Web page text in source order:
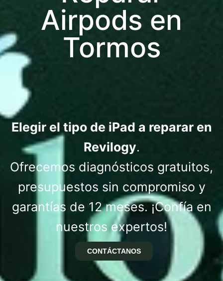
Airpods en
Tormos​
Elegir el tipo de iPad a reparar en
Revilogy.
Ofrecemos diagnósticos gratuitos,
presupuestos sin compromiso y
garantías de 12 meses. ¡Confía en
nuestros expertos!
CONTÁCTANOS